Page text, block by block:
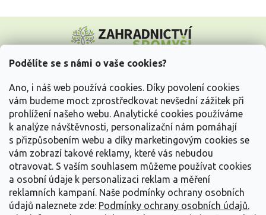
Podělíte se s námi o vaše cookies?
Ano, i náš web používá cookies. Díky povolení cookies
vám budeme moct zprostředkovat nevšední zážitek při
prohlížení našeho webu. Analytické cookies používáme
k analýze návštěvnosti, personalizační nám pomáhají
s přizpůsobením webu a díky marketingovým cookies se
vám zobrazí takové reklamy, které vás nebudou
otravovat. S vaším souhlasem můžeme používat cookies
a osobní údaje k personalizaci reklam a měření
reklamních kampaní. Naše podmínky ochrany osobních
údajů naleznete zde: Podmínky ochrany osobních údajů.
p
Vše o nákupu
Informace pro Vás
Kontakujte nás